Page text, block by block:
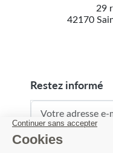
29
42170
restez informé